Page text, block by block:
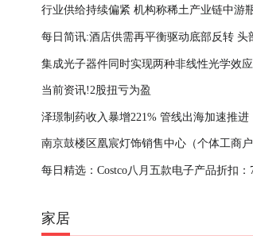
行业供给持续偏紧 机构称稀土产业链中游
前信息
每日简讯:酒店供需再平衡驱动底部反转 头
集成光子器件同时实现两种非线性光学效
当前资讯!2股扭亏为盈
泽璟制药收入暴增221% 管线出海加速推进
南京鼓楼区凰宸灯饰销售中心（个体工商
民币 焦点消息
每日精选：Costco八月五款电子产品折扣
家居